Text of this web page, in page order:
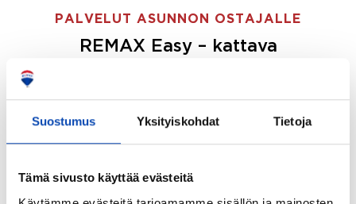
Suostumus Yksityiskohdat Tietoja
Tämä sivusto käyttää evästeitä
PALVELUT ASUNNON OSTAJALLE
REMAX Easy – kattava
ostajille.
Tee ostotoimeksianto ja etsimme juuri